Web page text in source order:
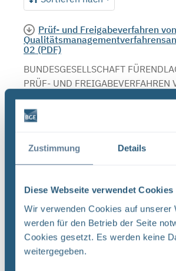
Zustimmung Details
Diese Webseite verwendet Cookies
Wir verwenden Cookies auf unserer
werden für den Betrieb der Seite
Cookies gesetzt. Es werden keine
weitergegeben.
Prüf- und Freigabeverfahren
02 (PDF)
BUNDESGESELLSCHAFT
PRÜF- UND FREIGABEVERFAHREN
UNTERLAGEN
QMV 02 : ,.. In Projekt PSP-Element
UA ...
20.03.2019 | Upload am:
Revision von Unterlagen –